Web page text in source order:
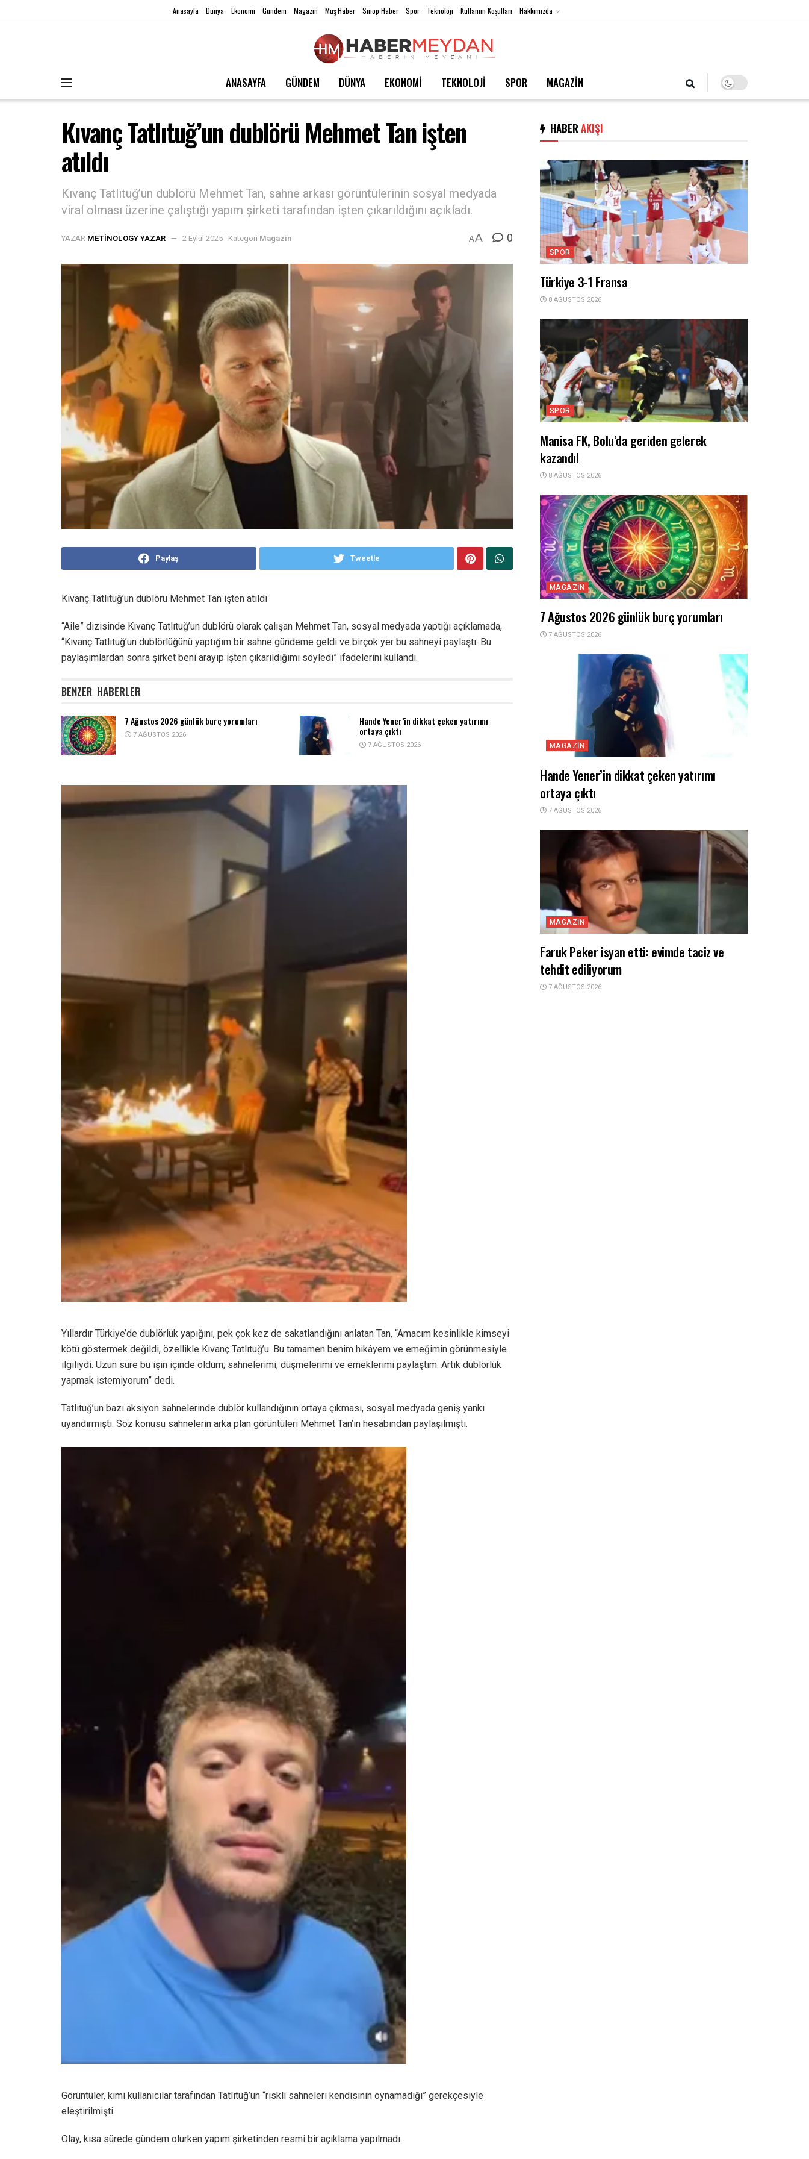
Anasayfa Dünya Ekonomi Gündem Magazin Muş Haber Sinop Haber Spor Teknoloji Kullanım Koşulları Hakkımızda
ANASAYFA GÜNDEM DÜNYA EKONOMİ TEKNOLOJİ SPOR MAGAZİN
Kıvanç Tatlıtuğ’un dublörü Mehmet Tan işten
atıldı
Kıvanç Tatlıtuğ’un dublörü Mehmet Tan, sahne arkası görüntülerinin sosyal medyada
viral olması üzerine çalıştığı yapım şirketi tarafından işten çıkarıldığını açıkladı.
YAZAR METINOLOGY YAZAR 2 Eylül 2025 Kategori Magazin AA 0
Paylaş Tweetle
Kıvanç Tatlıtuğ’un dublörü Mehmet Tan işten atıldı
“Aile” dizisinde Kıvanç Tatlıtuğ’un dublörü olarak çalışan Mehmet Tan, sosyal medyada yaptığı açıklamada,
“Kıvanç Tatlıtuğ’un dublörlüğünü yaptığım bir sahne gündeme geldi ve birçok yer bu sahneyi paylaştı. Bu
paylaşımlardan sonra şirket beni arayıp işten çıkarıldığımı söyledi” ifadelerini kullandı.
BENZER HABERLER
7 Ağustos 2026 günlük burç yorumları
7 AĞUSTOS 2026
Hande Yener’in dikkat çeken yatırımı
ortaya çıktı
7 AĞUSTOS 2026
Yıllardır Türkiye’de dublörlük yapığını, pek çok kez de sakatlandığını anlatan Tan, “Amacım kesinlikle kimseyi
kötü göstermek değildi, özellikle Kıvanç Tatlıtuğ’u. Bu tamamen benim hikâyem ve emeğimin görünmesiyle
ilgiliydi. Uzun süre bu işin içinde oldum; sahnelerimi, düşmelerimi ve emeklerimi paylaştım. Artık dublörlük
yapmak istemiyorum” dedi.
Tatlıtuğ’un bazı aksiyon sahnelerinde dublör kullandığının ortaya çıkması, sosyal medyada geniş yankı
uyandırmıştı. Söz konusu sahnelerin arka plan görüntüleri Mehmet Tan’ın hesabından paylaşılmıştı.
Görüntüler, kimi kullanıcılar tarafından Tatlıtuğ’un “riskli sahneleri kendisinin oynamadığı” gerekçesiyle
eleştirilmişti.
Olay, kısa sürede gündem olurken yapım şirketinden resmi bir açıklama yapılmadı.
HABER AKIŞI
SPOR
Türkiye 3-1 Fransa
8 AĞUSTOS 2026
SPOR
Manisa FK, Bolu’da geriden gelerek
kazandı!
8 AĞUSTOS 2026
MAGAZIN
7 Ağustos 2026 günlük burç yorumları
7 AĞUSTOS 2026
MAGAZIN
Hande Yener’in dikkat çeken yatırımı
ortaya çıktı
7 AĞUSTOS 2026
MAGAZIN
Faruk Peker isyan etti: evimde taciz ve
tehdit ediliyorum
7 AĞUSTOS 2026